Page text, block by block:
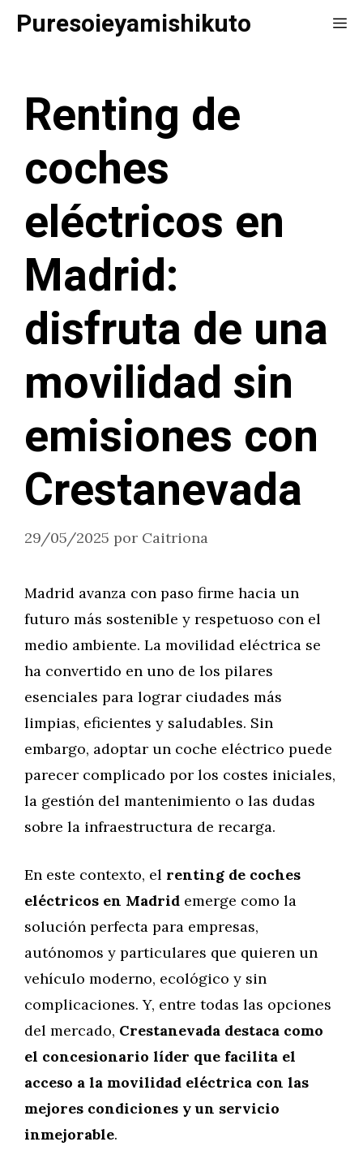
SaltarPuresoieyamishikuto
Renting de
coches
eléctricos en
Madrid:
disfruta de una
movilidad sin
emisiones con
Crestanevada
29/05/2025 por Caitriona
Madrid avanza con paso firme hacia un
futuro más sostenible y respetuoso con el
medio ambiente. La movilidad eléctrica se
ha convertido en uno de los pilares
esenciales para lograr ciudades más
limpias, eficientes y saludables. Sin
embargo, adoptar un coche eléctrico puede
parecer complicado por los costes iniciales,
la gestión del mantenimiento o las dudas
sobre la infraestructura de recarga.
En este contexto, el renting de coches
eléctricos en Madrid emerge como la
solución perfecta para empresas,
autónomos y particulares que quieren un
vehículo moderno, ecológico y sin
complicaciones. Y, entre todas las opciones
del mercado, Crestanevada destaca como
el concesionario líder que facilita el
acceso a la movilidad eléctrica con las
mejores condiciones y un servicio
inmejorable.